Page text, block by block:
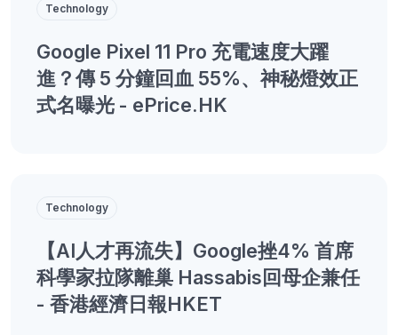
Technology
Google Pixel 11 Pro 充電速度大躍
進？傳 5 分鐘回血 55%、神秘燈效正
式名曝光 - ePrice.HK
Technology
【AI人才再流失】Google挫4% 首席
科學家拉隊離巢 Hassabis回母企兼任
- 香港經濟日報HKET